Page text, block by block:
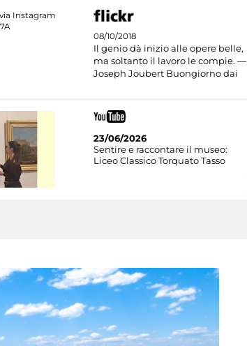
08/10/2018
Il genio dà inizio alle opere belle,
ma soltanto il lavoro le compie. —
Joseph Joubert Buongiorno dai
23/06/2026
Sentire e raccontare il museo:
Liceo Classico Torquato Tasso